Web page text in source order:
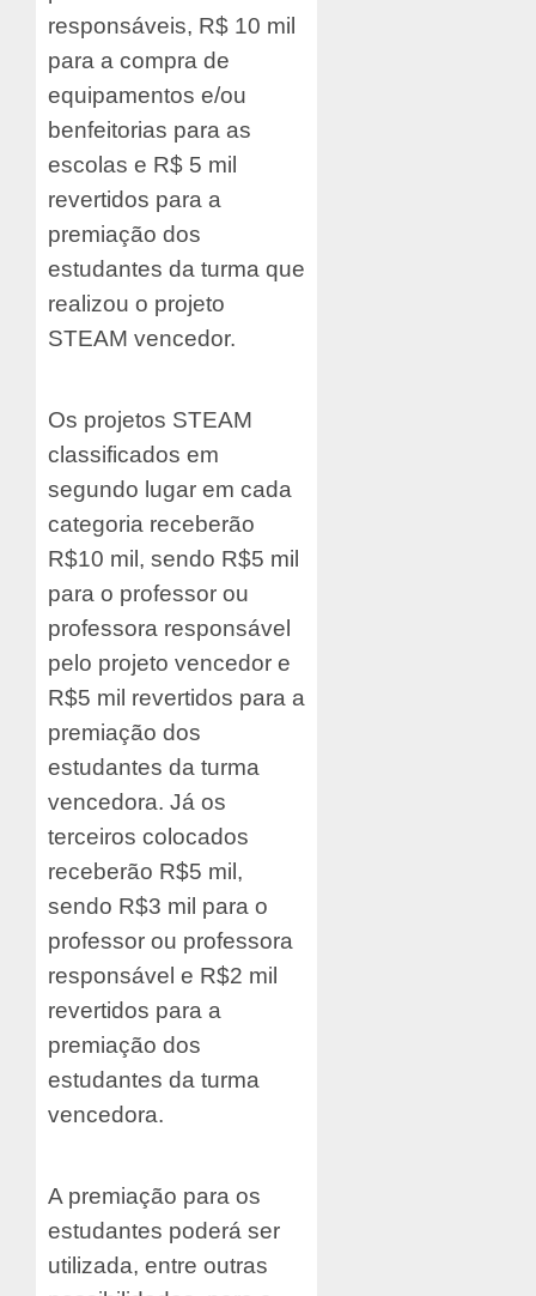
responsáveis, R$ 10 mil
para a compra de
equipamentos e/ou
benfeitorias para as
escolas e R$ 5 mil
revertidos para a
premiação dos
estudantes da turma que
realizou o projeto
STEAM vencedor.
Os projetos STEAM
classificados em
segundo lugar em cada
categoria receberão
R$10 mil, sendo R$5 mil
para o professor ou
professora responsável
pelo projeto vencedor e
R$5 mil revertidos para a
premiação dos
estudantes da turma
vencedora. Já os
terceiros colocados
receberão R$5 mil,
sendo R$3 mil para o
professor ou professora
responsável e R$2 mil
revertidos para a
premiação dos
estudantes da turma
vencedora.
A premiação para os
estudantes poderá ser
utilizada, entre outras